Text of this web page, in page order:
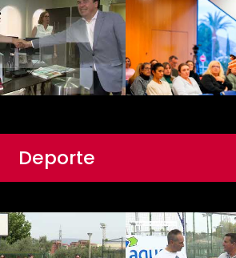
Deporte